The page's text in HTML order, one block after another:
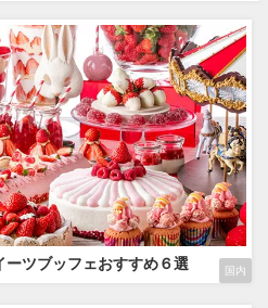
国内
ーツブッフェおすすめ６選